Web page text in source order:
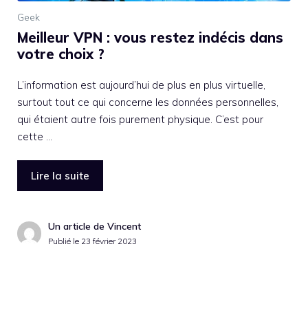
Geek
Meilleur VPN : vous restez indécis dans
votre choix ?
L’information est aujourd’hui de plus en plus virtuelle,
surtout tout ce qui concerne les données personnelles,
qui étaient autre fois purement physique. C’est pour
cette …
Lire la suite
Un article de Vincent
Publié le 23 février 2023